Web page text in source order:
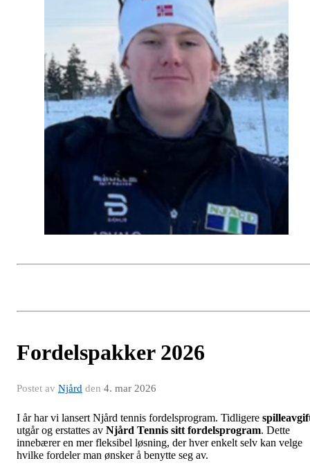
Fordelspakker 2026
Postet av Njård den 4. mar 2026
I år har vi lansert Njård tennis fordelsprogram. Tidligere
utgår og erstattes av Njård Tennis sitt fordelsprogram. Dette
innebærer en mer fleksibel løsning, der hver enkelt selv kan velge
hvilke fordeler man ønsker å benytte seg av.